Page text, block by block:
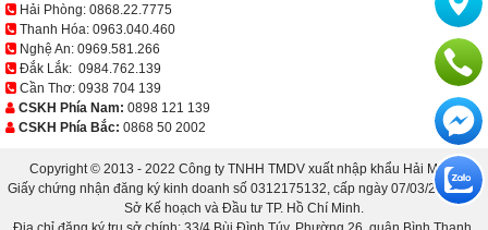
Hải Phòng: 0868.22.7775
Thanh Hóa: 0963.040.460
Nghệ An: 0969.581.266
Đắk Lắk: 0984.762.139
Cần Thơ: 0938 704 139
CSKH Phía Nam: 0898 121 139
CSKH Phía Bắc: 0868 50 2002
Copyright © 2013 - 2022 Công ty TNHH TMDV xuất nhập khẩu Hải Minh.
Giấy chứng nhận đăng ký kinh doanh số 0312175132, cấp ngày 07/03/2013 bởi
Sở Kế hoạch và Đầu tư TP. Hồ Chí Minh.